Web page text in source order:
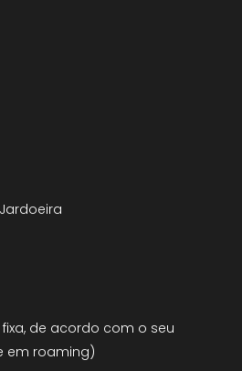
de acordo com o seu
em roaming)